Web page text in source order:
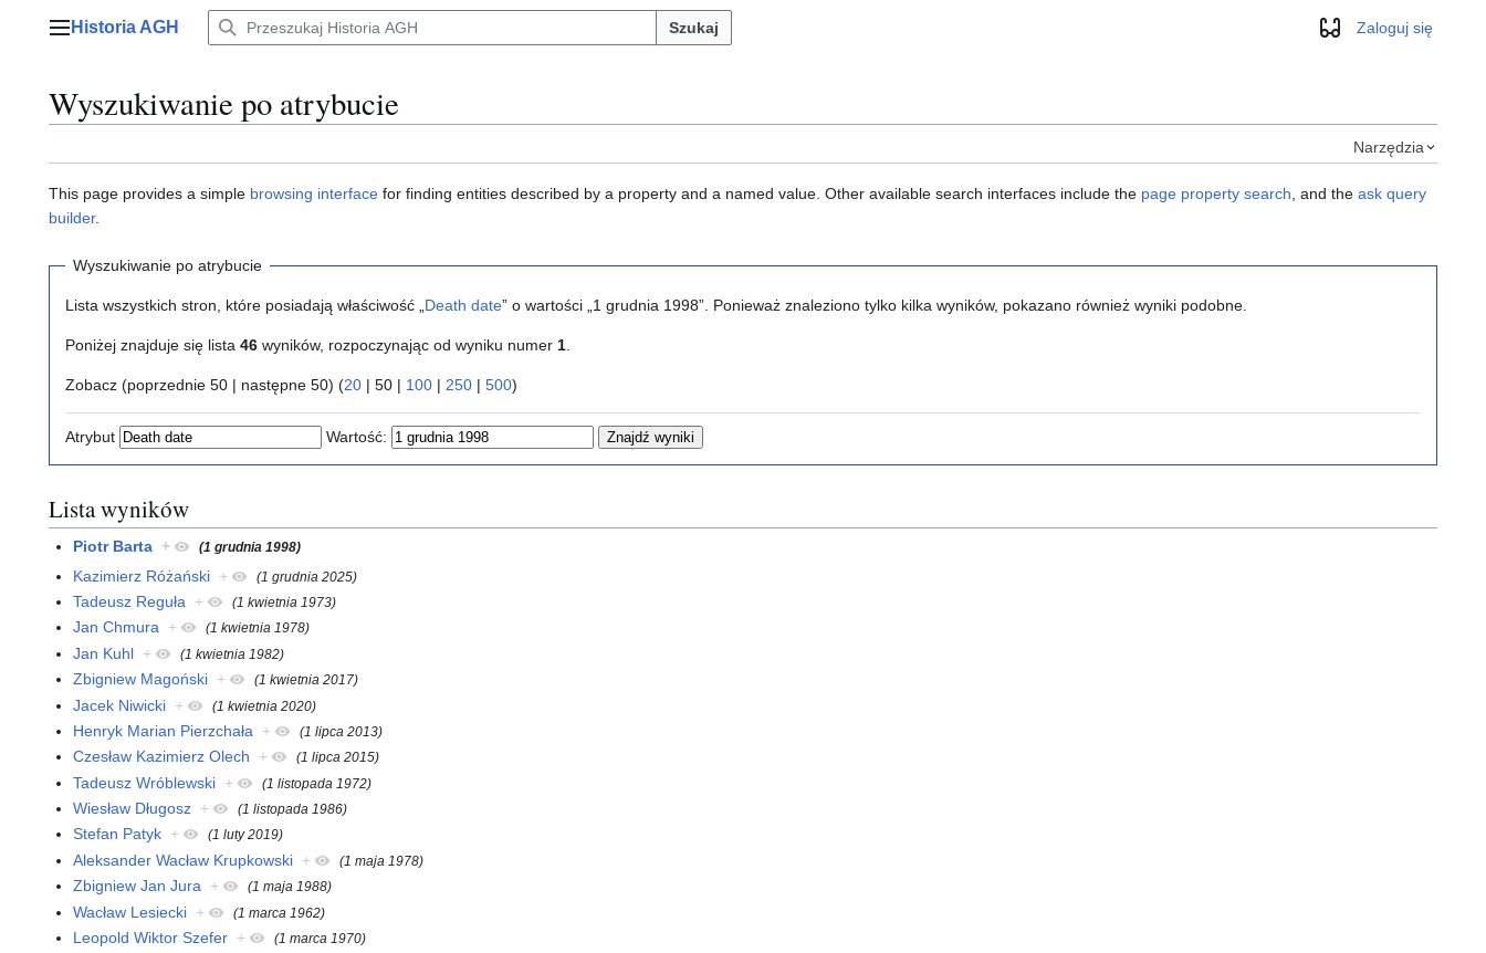
Menu główne
Historia AGH Szukaj WyglądZaloguj się
Wyszukiwanie po atrybucie
Narzędzia
This page provides a simple browsing interface for finding entities described by a property and a named value. Other available search interfaces include the page property search , and the ask query
builder.
Wyszukiwanie po atrybucie
Lista wszystkich stron, które posiadają właściwość „ Death date” o wartości „1 grudnia 1998”. Ponieważ znaleziono tylko kilka wyników, pokazano również wyniki podobne.
Poniżej znajduje się lista 46 wyników, rozpoczynając od wyniku numer 1
Zobacz (poprzednie 50 | następne 50) (20 | 50 | 100 | 250 | 500)
Atrybut Wartość:
Lista wyników
Piotr Barta + (1 grudnia 1998)
Kazimierz Różański + (1 grudnia 2025)
Tadeusz Reguła + (1 kwietnia 1973)
Jan Chmura + (1 kwietnia 1978)
Jan Kuhl + (1 kwietnia 1982)
Zbigniew Magoński + (1 kwietnia 2017)
Jacek Niwicki + (1 kwietnia 2020)
Henryk Marian Pierzchała + (1 lipca 2013)
Czesław Kazimierz Olech + (1 lipca 2015)
Tadeusz Wróblewski + (1 listopada 1972)
Wiesław Długosz + (1 listopada 1986)
Stefan Patyk + (1 luty 2019)
Aleksander Wacław Krupkowski + (1 maja 1978)
Zbigniew Jan Jura + (1 maja 1988)
Wacław Lesiecki + (1 marca 1962)
Leopold Wiktor Szefer + (1 marca 1970)